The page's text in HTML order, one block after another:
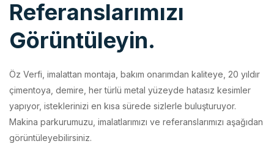
Görüntüleyin.
Öz Verfi, imalattan montaja, bakım onarımdan kaliteye, 20 yıldır
yapıyor, isteklerinizi en kısa sürede sizlerle buluşturuyor.
Makina parkurumuzu, imalatlarımızı ve referanslarımızı aşağıdan
görüntüleyebilirsiniz.